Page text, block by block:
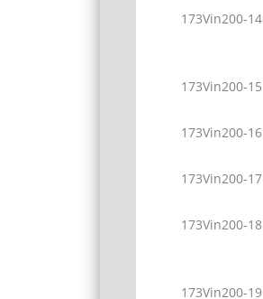
173Vin200-14
173Vin200-15
173Vin200-16
173Vin200-17
173Vin200-18
173Vin200-19